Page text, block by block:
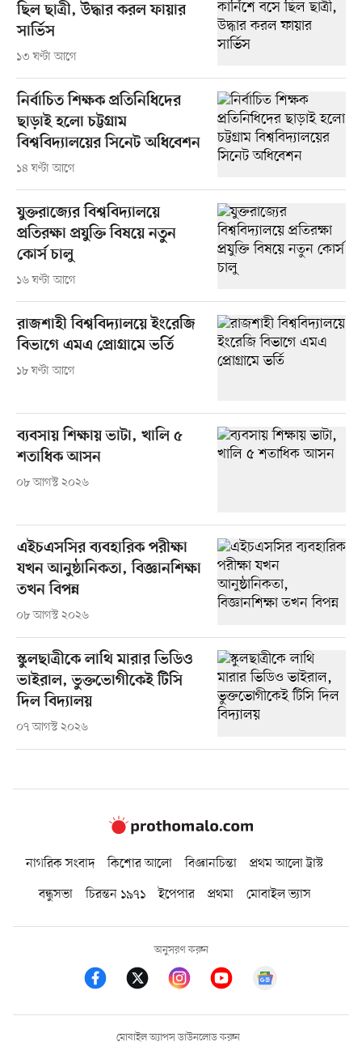
ছিল ছাত্রী, উদ্ধার করল ফায়ার
সার্ভিস
১৩ ঘণ্টা আগে
নির্বাচিত শিক্ষক প্রতিনিধিদের
ছাড়াই হলো চট্টগ্রাম
বিশ্ববিদ্যালয়ের সিনেট অধিবেশন
১৪ ঘণ্টা আগে
যুক্তরাজ্যের বিশ্ববিদ্যালয়ে
প্রতিরক্ষা প্রযুক্তি বিষয়ে নতুন
কোর্স চালু
১৬ ঘণ্টা আগে
রাজশাহী বিশ্ববিদ্যালয়ে ইংরেজি
বিভাগে এমএ প্রোগ্রামে ভর্তি
১৮ ঘণ্টা আগে
ব্যবসায় শিক্ষায় ভাটা, খালি ৫
শতাধিক আসন
০৮ আগস্ট ২০২৬
এইচএসসির ব্যবহারিক পরীক্ষা
যখন আনুষ্ঠানিকতা, বিজ্ঞানশিক্ষা
তখন বিপন্ন
০৮ আগস্ট ২০২৬
স্কুলছাত্রীকে লাথি মারার ভিডিও
ভাইরাল, ভুক্তভোগীকেই টিসি
দিল বিদ্যালয়
০৭ আগস্ট ২০২৬
নাগরিক সংবাদ কিশোর আলো বিজ্ঞানচিন্তা
প্রথম আলো ট্রাস্ট
বন্ধুসভা
চিরন্তন ১৯৭১ ইপেপার প্রথমা মোবাইল ভ্যাস
অনুসরণ করুন
মোবাইল অ্যাপস ডাউনলোড করুন